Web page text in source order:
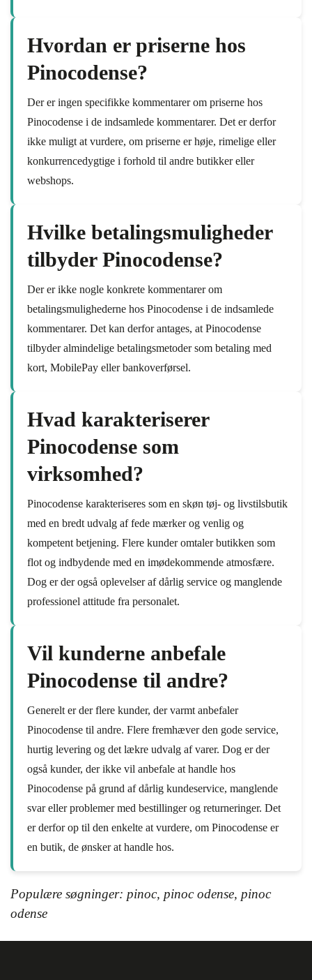
Hvordan er priserne hos
Pinocodense?
Der er ingen specifikke kommentarer om priserne hos
Pinocodense i de indsamlede kommentarer. Det er derfor
ikke muligt at vurdere, om priserne er høje, rimelige eller
konkurrencedygtige i forhold til andre butikker eller
webshops.
Hvilke betalingsmuligheder
tilbyder Pinocodense?
Der er ikke nogle konkrete kommentarer om
betalingsmulighederne hos Pinocodense i de indsamlede
kommentarer. Det kan derfor antages, at Pinocodense
tilbyder almindelige betalingsmetoder som betaling med
kort, MobilePay eller bankoverførsel.
Hvad karakteriserer
Pinocodense som
virksomhed?
Pinocodense karakteriseres som en skøn tøj- og livstilsbutik
med en bredt udvalg af fede mærker og venlig og
kompetent betjening. Flere kunder omtaler butikken som
flot og indbydende med en imødekommende atmosfære.
Dog er der også oplevelser af dårlig service og manglende
professionel attitude fra personalet.
Vil kunderne anbefale
Pinocodense til andre?
Generelt er der flere kunder, der varmt anbefaler
Pinocodense til andre. Flere fremhæver den gode service,
hurtig levering og det lækre udvalg af varer. Dog er der
også kunder, der ikke vil anbefale at handle hos
Pinocodense på grund af dårlig kundeservice, manglende
svar eller problemer med bestillinger og returneringer. Det
er derfor op til den enkelte at vurdere, om Pinocodense er
en butik, de ønsker at handle hos.
Populære søgninger: pinoc, pinoc odense, pinoc
odense